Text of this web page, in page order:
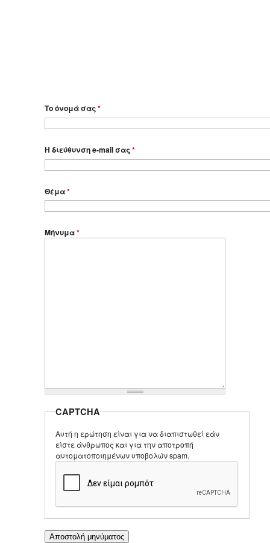
Το όνομά σας*
Η διεύθυνση e-mail σας*
Θέμα*
Μήνυμα*
CAPTCHA
Αυτή η ερώτηση είναι για να διαπιστωθεί εάν
είστε άνθρωπος και για την αποτροπή
αυτοματοποιημένων υποβολών spam.